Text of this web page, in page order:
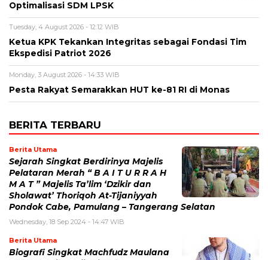
Optimalisasi SDM LPSK
Tuesday, 4 August 2026 - 12:12 WIB
Ketua KPK Tekankan Integritas sebagai Fondasi Tim
Ekspedisi Patriot 2026
Monday, 3 August 2026 - 14:33 WIB
Pesta Rakyat Semarakkan HUT ke-81 RI di Monas
BERITA TERBARU
Berita Utama
Sejarah Singkat Berdirinya Majelis
Pelataran Merah “ B A I T U R R A H
M A T ” Majelis Ta’lim ‘Dzikir dan
Sholawat’ Thoriqoh At-Tijaniyyah
Pondok Cabe, Pamulang – Tangerang Selatan
Wednesday, 18 Sep 2024 - 14:47 WIB
Berita Utama
Biografi Singkat Machfudz Maulana